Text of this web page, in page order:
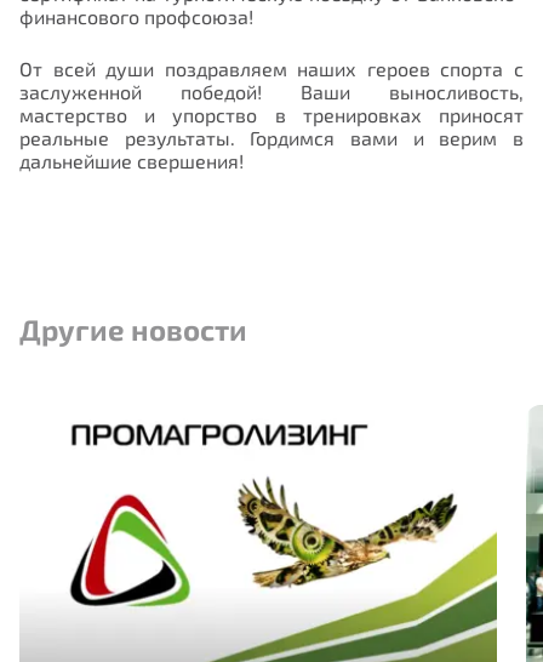
финансового профсоюза!
От всей души поздравляем наших героев спорта с
заслуженной победой! Ваши выносливость,
мастерство и упорство в тренировках приносят
реальные результаты. Гордимся вами и верим в
дальнейшие свершения!
Другие новости
совершенствовании работы сайта
Отправить